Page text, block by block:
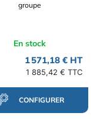
groupe
En stock
1 571,18 € HT
1 885,42 € TTC
CONFIGURER